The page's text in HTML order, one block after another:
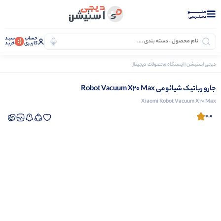
منــــــــــــو
دستــرسی
حساب
کاربری (: سبـد
خرید
دیجی استیشن | ایستگاه محصولات دیجیتال
جارو رباتیک شیائومی Robot Vacuum X20 Max
Xiaomi Robot Vacuum X20 Max
0.0